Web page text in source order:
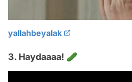
yallahbeyalak
3. Haydaaaa! 🥒